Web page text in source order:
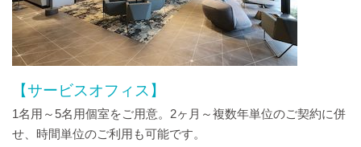
【サービスオフィス】
1名用～5名用個室をご用意。2ヶ月～複数年単位のご契約に併
せ、時間単位のご利用も可能です。